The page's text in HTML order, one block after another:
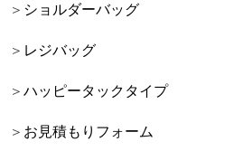
ショルダーバッグ
レジバッグ
ハッピータックタイプ
お見積もりフォーム